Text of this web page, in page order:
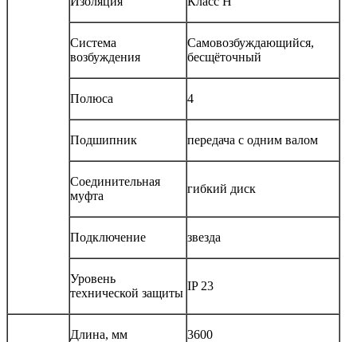
Система
возбуждения
Самовозбуждающийся,
бесщёточный
Полюса 4
Подшипник передача с одним валом
Соединительная
муфта
гибкий диск
Подключение звезда
Уровень
технической защиты
IP 23
Длина, мм 3600